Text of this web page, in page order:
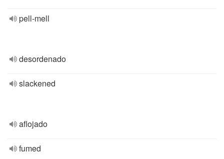
pell-mell
desordenado
slackened
aflojado
fumed